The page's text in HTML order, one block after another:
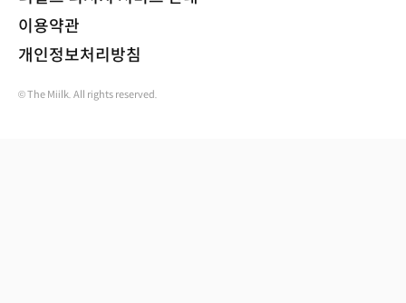
이용약관
개인정보처리방침
© The Miilk. All rights reserved.